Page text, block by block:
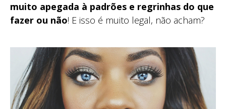
muito apegada à padrões e regrinhas do que
fazer ou não! E isso é muito legal, não acham?